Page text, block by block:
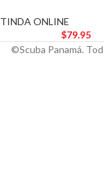
TINDA ONLINE
$79.95
©Scuba Panamá.